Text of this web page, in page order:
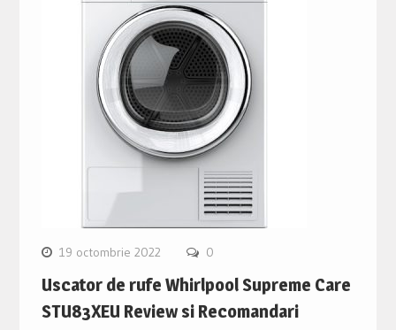
19 octombrie 2022 0
Uscator de rufe Whirlpool Supreme Care
STU83XEU Review si Recomandari